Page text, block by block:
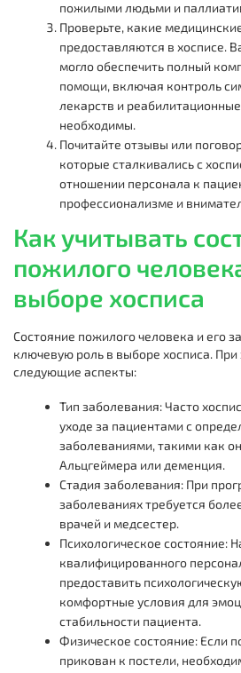
пожилыми людьми и
Проверьте, какие
предоставляются в хосписе.
могло обеспечить полный
помощи, включая контроль
лекарств и реабилитационные
необходимы.
Почитайте отзывы или
которые сталкивались с
отношении персонала к
профессионализме и
Как учитывать
пожилого
выборе хосписа
Состояние пожилого человека и его
ключевую роль в выборе хосписа.
следующие аспекты:
Тип заболевания: Часто
уходе за пациентами с
заболеваниями, такими как
Альцгеймера или деменция.
Стадия заболевания: При
заболеваниях требуется
врачей и медсестер.
Психологическое состояние:
квалифицированного
предоставить
комфортные условия для
стабильности пациента.
Физическое состояние: Если
прикован к постели,